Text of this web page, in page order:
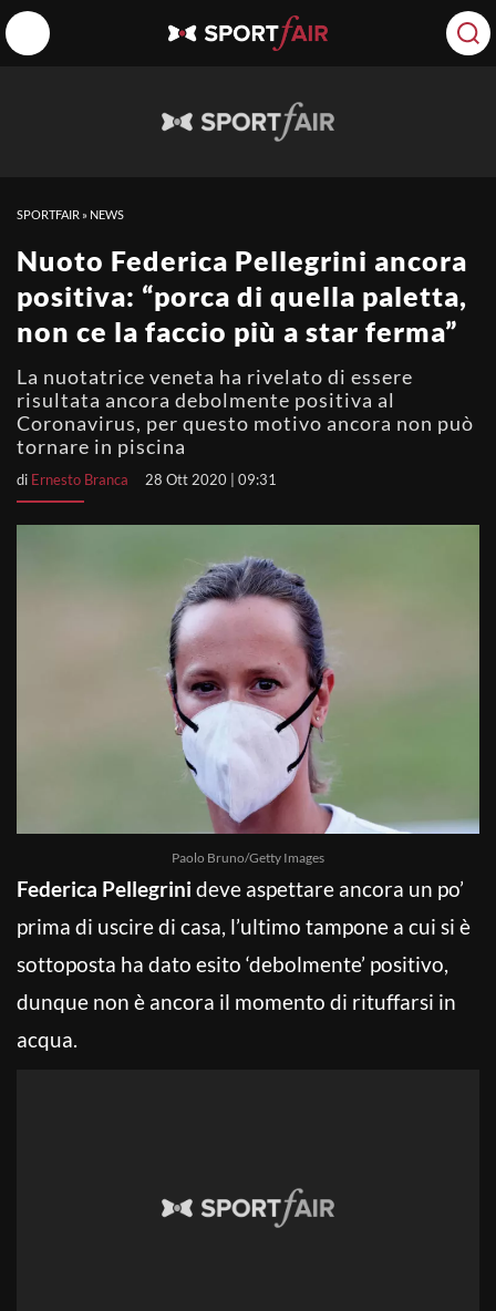
SPORTFAIR » NEWS
Nuoto Federica Pellegrini ancora
positiva: “porca di quella paletta,
non ce la faccio più a star ferma”
La nuotatrice veneta ha rivelato di essere
risultata ancora debolmente positiva al
Coronavirus, per questo motivo ancora non può
tornare in piscina
di Ernesto Branca 28 Ott 2020 | 09:31
Paolo Bruno/Getty Images
Federica Pellegrini deve aspettare ancora un po’
prima di uscire di casa, l’ultimo tampone a cui si è
sottoposta ha dato esito ‘debolmente’ positivo,
dunque non è ancora il momento di rituffarsi in
acqua.